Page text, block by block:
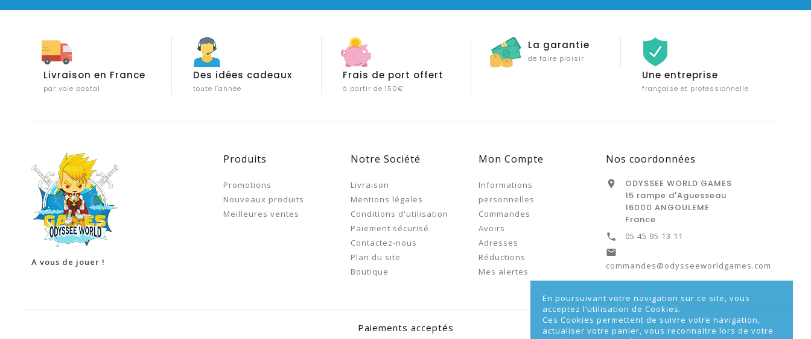
En poursuivant votre navigation sur ce site, vous
acceptez l’utilisation de Cookies.
Ces Cookies permettent de suivre votre navigation,
actualiser votre panier, vous reconnaitre lors de votre
Livraison en France
par voie postal
Des idées cadeaux
toute l'année
Frais de port offert
à partir de 150€
La garantie
de faire plaisir
Une entreprise
française et professionnelle
A vous de jouer !
Produits
Promotions
Nouveaux produits
Meilleures ventes
Notre Société
Livraison
Mentions légales
Conditions d'utilisation
Paiement sécurisé
Contactez-nous
Plan du site
Boutique
Mon Compte
Informations
personnelles
Commandes
Avoirs
Adresses
Réductions
Mes alertes
Nos coordonnées

ODYSSEE WORLD GAMES
15 rampe d'Aguesseau
16000 ANGOULEME
France

05 45 95 13 11

commandes@odysseeworldgames.com
Paiements acceptés